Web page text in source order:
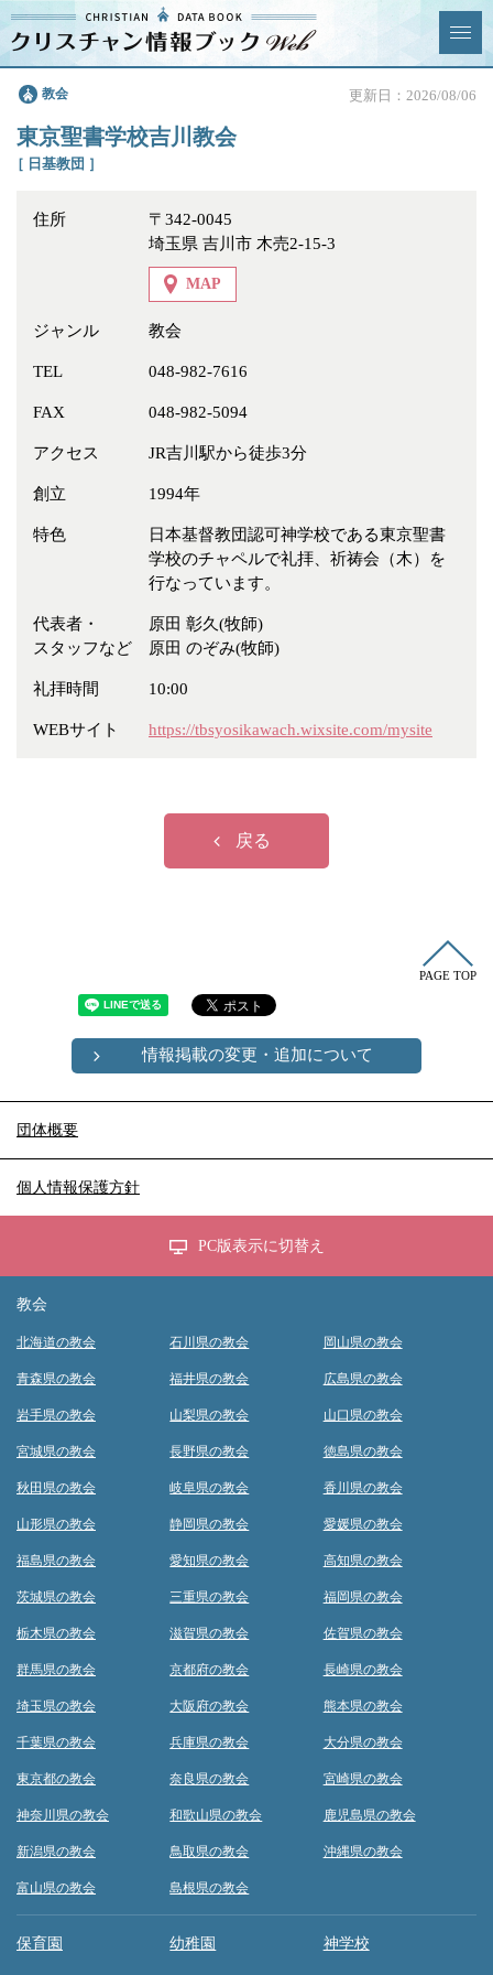
クリスチャン
情報ブックとは
News & Topics
よくあるご質問
教会
特別集会奉仕者 医療・福祉
冠婚葬祭
教団教派 宿泊・研修施設
お店・企業・その他
フリーワード
教会 更新日：2026/08/06
東京聖書学校吉川教会
［ 日基教団 ］
住所
〒342-0045
埼玉県 吉川市 木売2-15-3
MAP
ジャンル 教会
TEL 048-982-7616
FAX 048-982-5094
アクセス JR吉川駅から徒歩3分
創立 1994年
特色
日本基督教団認可神学校である東京聖書
学校のチャペルで礼拝、祈祷会（木）を
行なっています。
代表者・
スタッフなど
原田 彰久(牧師)
原田 のぞみ(牧師)
礼拝時間 10:00
WEBサイト https://tbsyosikawach.wixsite.com/mysite
戻る
PAGE TOP
情報掲載の変更・追加について
団体概要
個人情報保護方針
PC版表示に切替え
教会
北海道の教会
青森県の教会
岩手県の教会
宮城県の教会
秋田県の教会
山形県の教会
福島県の教会
茨城県の教会
栃木県の教会
群馬県の教会
埼玉県の教会
千葉県の教会
東京都の教会
神奈川県の教会
新潟県の教会
富山県の教会
石川県の教会
福井県の教会
山梨県の教会
長野県の教会
岐阜県の教会
静岡県の教会
愛知県の教会
三重県の教会
滋賀県の教会
京都府の教会
大阪府の教会
兵庫県の教会
奈良県の教会
和歌山県の教会
鳥取県の教会
島根県の教会
岡山県の教会
広島県の教会
山口県の教会
徳島県の教会
香川県の教会
愛媛県の教会
高知県の教会
福岡県の教会
佐賀県の教会
長崎県の教会
熊本県の教会
大分県の教会
宮崎県の教会
鹿児島県の教会
沖縄県の教会
保育園 幼稚園 神学校